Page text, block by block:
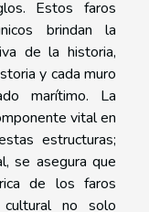
Estos faros
brindan la
de la historia,
y cada muro
marítimo. La
vital en
estructuras;
se asegura que
de los faros
no solo